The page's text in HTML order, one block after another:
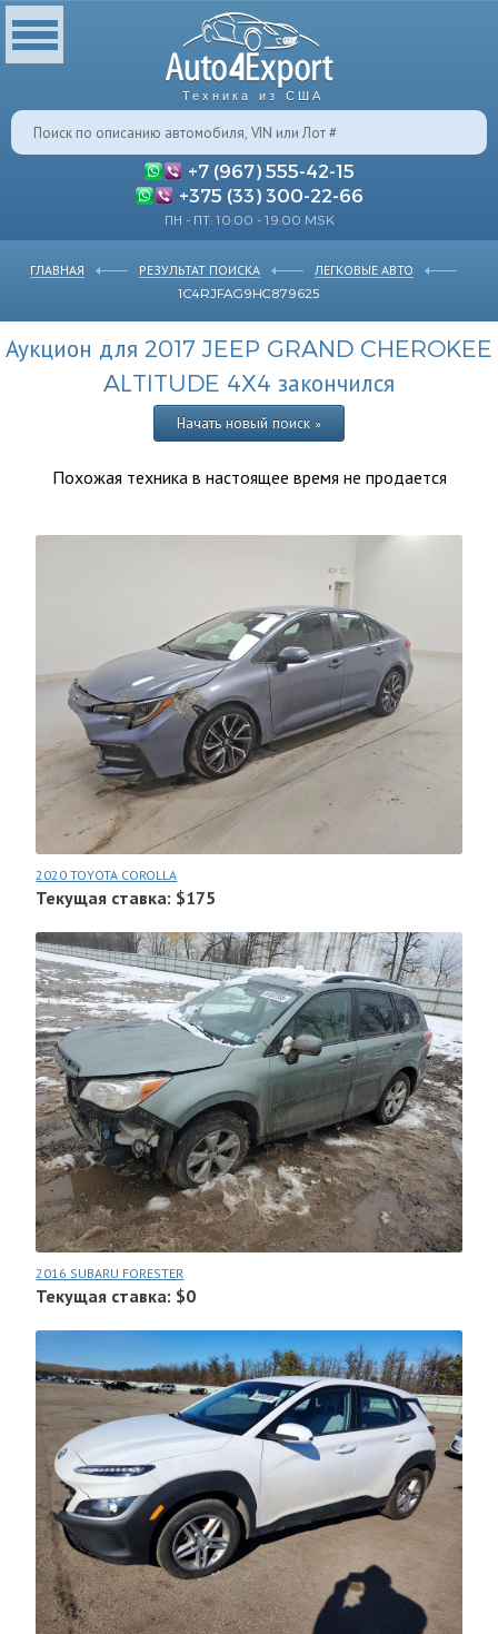
Техника из США
+7 (967) 555-42-15
+375 (33) 300-22-66
ПН - ПТ: 10:00 - 19:00 MSK
ГЛАВНАЯ РЕЗУЛЬТАТ ПОИСКА
ЛЕГКОВЫЕ АВТО
1C4RJFAG9HC879625
Аукцион для 2017 JEEP GRAND CHEROKEE
ALTITUDE 4X4 закончился
Начать новый поиск »
Похожая техника в настоящее время не продается
2020 TOYOTA COROLLA
Текущая ставка: $175
2016 SUBARU FORESTER
Текущая ставка: $0